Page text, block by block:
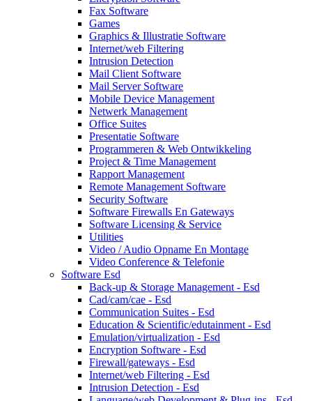
Fax Software
Games
Graphics & Illustratie Software
Internet/web Filtering
Intrusion Detection
Mail Client Software
Mail Server Software
Mobile Device Management
Netwerk Management
Office Suites
Presentatie Software
Programmeren & Web Ontwikkeling
Project & Time Management
Rapport Management
Remote Management Software
Security Software
Software Firewalls En Gateways
Software Licensing & Service
Utilities
Video / Audio Opname En Montage
Video Conference & Telefonie
Software Esd
Back-up & Storage Management - Esd
Cad/cam/cae - Esd
Communication Suites - Esd
Education & Scientific/edutainment - Esd
Emulation/virtualization - Esd
Encryption Software - Esd
Firewall/gateways - Esd
Internet/web Filtering - Esd
Intrusion Detection - Esd